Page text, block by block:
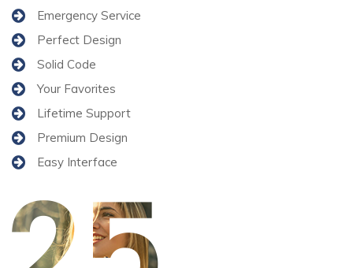
Emergency Service
Perfect Design
Solid Code
Your Favorites
Lifetime Support
Premium Design
Easy Interface